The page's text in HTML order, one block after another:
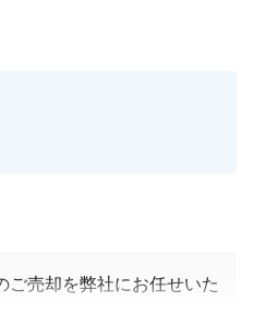
さい
します。
ご売却を弊社にお任せいた